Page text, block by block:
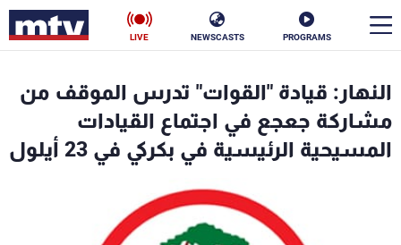
PROGRAMS
NEWSCASTS
LIVE
النهار: قيادة "القوات" تدرس الموقف من
مشاركة جعجع في اجتماع القيادات
المسيحية الرئيسية في بكركي في 23 أيلول
الأخبار
سياسة ناس
فن